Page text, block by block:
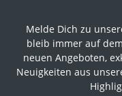
Melde Dich zu
bleib immer auf
neuen Angeboten,
Neuigkeiten aus